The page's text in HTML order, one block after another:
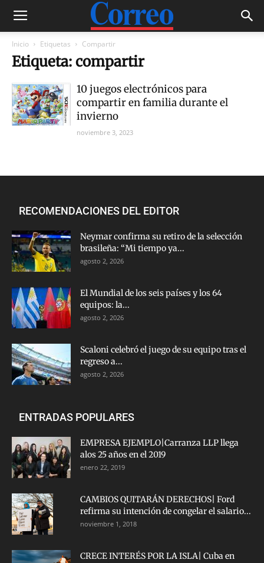
Inicio Etiquetas Compartir
Etiqueta: compartir
10 juegos electrónicos para
compartir en familia durante el
invierno
noviembre 3, 2023
RECOMENDACIONES DEL EDITOR
Neymar confirma su retiro de la selección
brasileña: “Mi tiempo ya...
agosto 2, 2026
El Mundial de los seis países y los 64
equipos: la...
agosto 2, 2026
Scaloni celebró el juego de su equipo tras el
regreso a...
agosto 2, 2026
ENTRADAS POPULARES
EMPRESA EJEMPLO|Carranza LLP llega
alos 25 años en el 2019
enero 22, 2019
CAMBIOS QUITARÁN DERECHOS| Ford
refirma su intención de congelar el salario...
noviembre 1, 2018
CRECE INTERÉS POR LA ISLA| Cuba en